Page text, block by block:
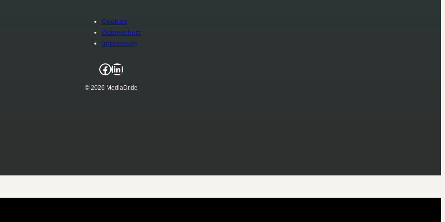
Cookies
Datenschutz
Impressum
Facebook
LinkedIn
© 2026 MediaDr.de